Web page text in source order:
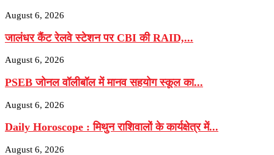
August 6, 2026
जालंधर कैंट रेलवे स्टेशन पर CBI की RAID,...
August 6, 2026
PSEB जोनल वॉलीबॉल में मानव सहयोग स्कूल का...
August 6, 2026
Daily Horoscope : मिथुन राशिवालों के कार्यक्षेत्र में...
August 6, 2026